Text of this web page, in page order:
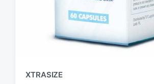
XTRASIZE